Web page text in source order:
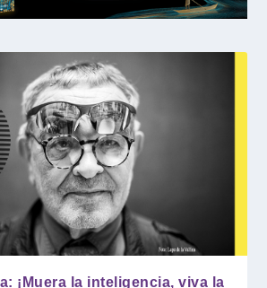
¡Muera la inteligencia, viva la